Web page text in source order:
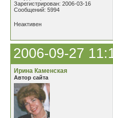
Зарегистрирован: 2006-03-16
Сообщений: 5994
Неактивен
2006-09-27
Ирина Каменская
Автор сайта